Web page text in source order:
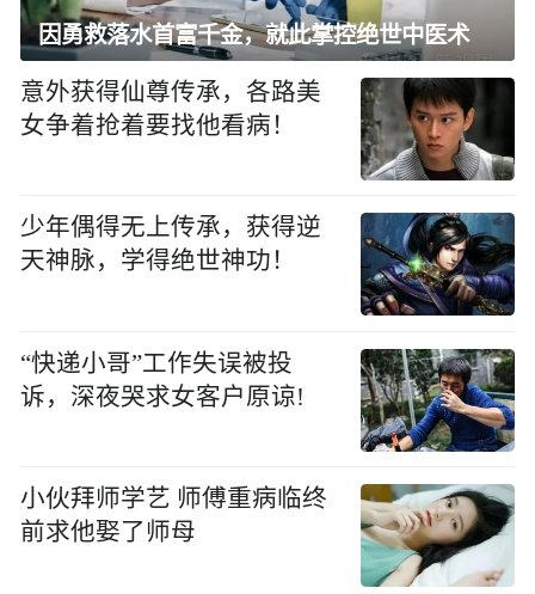
因勇救落水首富千金，就此掌控绝世中医术
意外获得仙尊传承，各路美
女争着抢着要找他看病！
少年偶得无上传承，获得逆
天神脉，学得绝世神功！
“快递小哥”工作失误被投
诉，深夜哭求女客户原谅!
小伙拜师学艺 师傅重病临终
前求他娶了师母